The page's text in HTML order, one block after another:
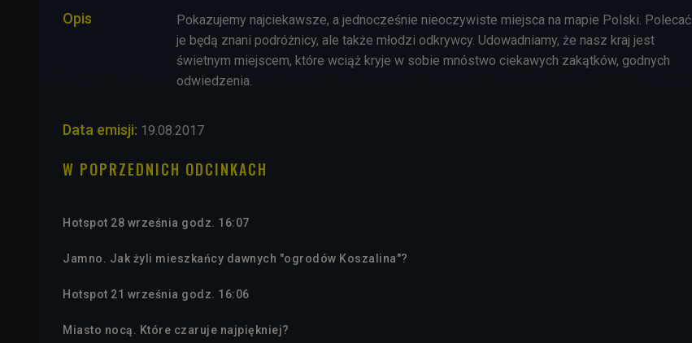
Opis
Pokazujemy najciekawsze, a jednocześnie nieoczywiste miejsca na mapie Polski. Polecać
je będą znani podróżnicy, ale także młodzi odkrywcy. Udowadniamy, że nasz kraj jest
świetnym miejscem, które wciąż kryje w sobie mnóstwo ciekawych zakątków, godnych
odwiedzenia.
Data emisji: 19.08.2017
W POPRZEDNICH ODCINKACH
Hotspot 28 września godz. 16:07
Jamno. Jak żyli mieszkańcy dawnych "ogrodów Koszalina"?
Hotspot 21 września godz. 16:06
Miasto nocą. Które czaruje najpiękniej?